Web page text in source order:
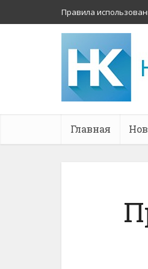
Правила
Главная